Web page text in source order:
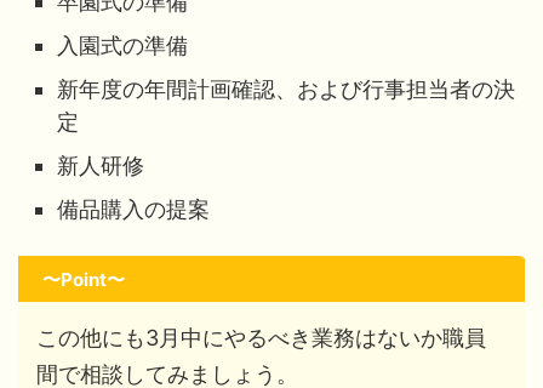
入園式の準備
新年度の年間計画確認、および行事担当者の決
定
新人研修
備品購入の提案
〜Point〜
この他にも3月中にやるべき業務はないか職員
間で相談してみましょう。